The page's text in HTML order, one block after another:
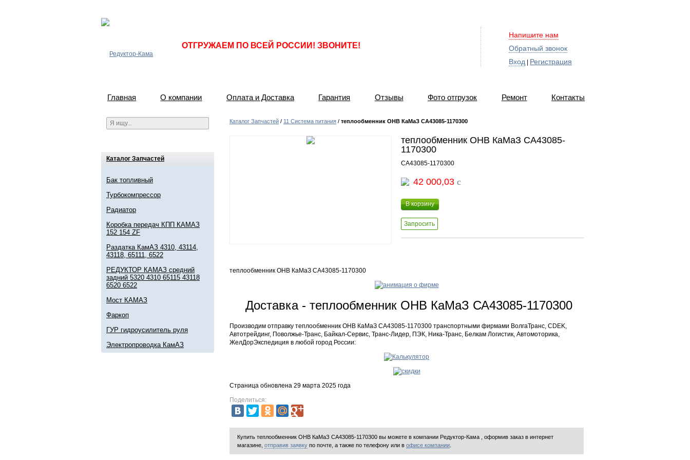
ОТГРУЖАЕМ ПО ВСЕЙ РОССИИ! ЗВОНИТЕ!
Напишите нам
Обратный звонок
Вход | Регистрация
Главная О компании Оплата и Доставка Гарантия Отзывы Фото отгрузок Ремонт Контакты
Каталог Запчастей
Бак топливный
Турбокомпрессор
Радиатор
Коробка передач КПП КАМАЗ
152 154 ZF
Раздатка КамАЗ 4310, 43114,
43118, 65111, 6522
РЕДУКТОР КАМАЗ средний
задний 5320 4310 65115 43118
6520 6522
Мост КАМАЗ
Фаркоп
ГУР гидроусилитель руля
Электропроводка КамАЗ
Каталог Запчастей / 11 Система питания / теплообменник ОНВ КаМаЗ СА43085-1170300
теплообменник ОНВ КаМаЗ СА43085-
1170300
СА43085-1170300
42 000,03 c
В корзину
Запросить
теплообменник ОНВ КаМаЗ СА43085-1170300
Доставка - теплообменник ОНВ КаМаЗ СА43085-1170300
Производим отправку теплообменник ОНВ КаМаЗ СА43085-1170300 транспортными фирмами ВолгаТранс, CDEK,
Автотрейдинг, Поволжье-Транс, Байкал-Сервис, Транс-Лидер, ПЭК, Ника-Транс, Белкам Логистик, Автомоторика,
ЖелДорЭкспедиция в любой город России:
Страница обновлена 29 марта 2025 года
Поделиться:
Купить теплообменник ОНВ КаМаЗ СА43085-1170300 вы можете в компании Редуктор-Кама , оформив заказ в интернет
магазине, отправив заявку по почте, а также по телефону или в офисе компании